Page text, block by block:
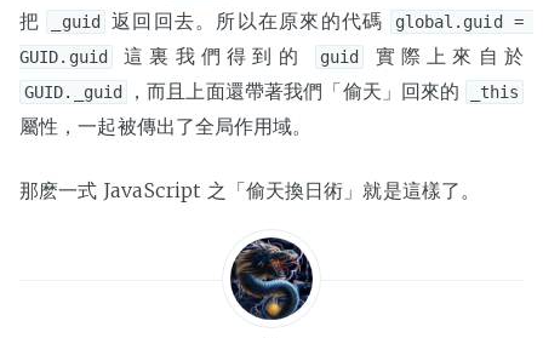
把
_guid 返回回去。所以在原來的代碼
global.guid =
GUID.guid
這裏我們得到的 guid 實際上來自於
GUID._guid ，而且上面還帶著我們「偷天」回來的 _this
屬性，一起被傳出了全局作用域。
那麽一式 JavaScript 之「偷天換日術」就是這樣了。